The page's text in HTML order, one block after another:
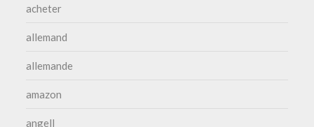
acheter
allemand
allemande
amazon
angell